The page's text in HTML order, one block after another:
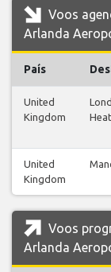
Voos
Arlanda
País
United
Kingdom
United
Kingdom
Voos
Arlanda